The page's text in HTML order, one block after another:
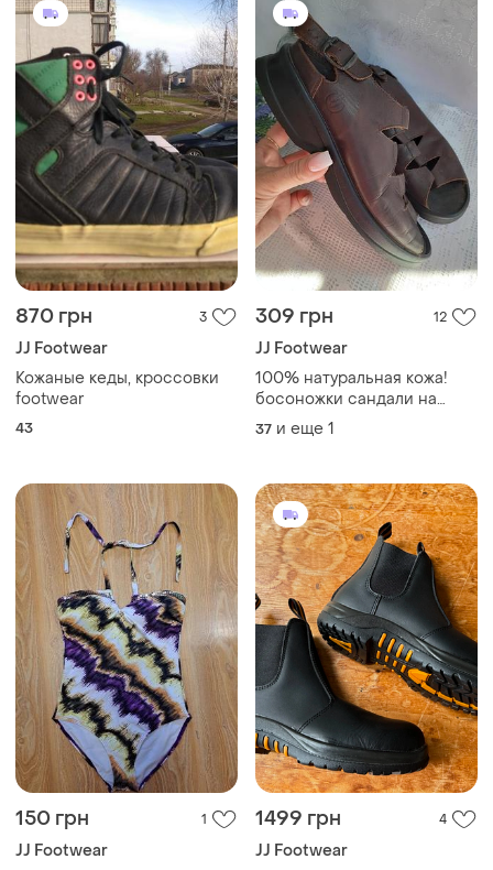
870 грн 3
JJ Footwear
Кожаные кеды, кроссовки
footwear
43
309 грн 12
JJ Footwear
100% натуральная кожа!
босоножки сандали на
шнурках ортопедическая
подошва
37 и еще 1
150 грн 1
JJ Footwear
1499 грн 4
JJ Footwear